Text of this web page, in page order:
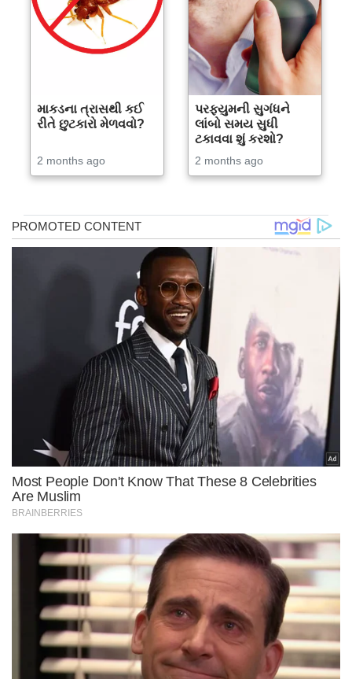
માકડના ત્રાસથી કઈ
રીતે છુટકારો મેળવવો?
2 months ago
પરફ્યુમની સુગંધને
લાંબો સમય સુધી
ટકાવવા શું કરશો?
2 months ago